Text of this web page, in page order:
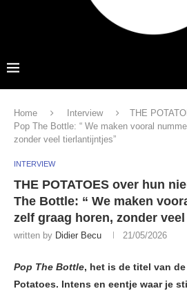
Home Interview
THE
Pop The Bottle: “ We maken vooral
zonder veel tierlantijntjes”
INTERVIEW
THE POTATOES over hun
The Bottle: “ We maken
zelf graag horen, zonder
written by Didier Becu 21/05/2026
Pop The Bottle, het is de titel van
Potatoes. Intens en eentje waar je